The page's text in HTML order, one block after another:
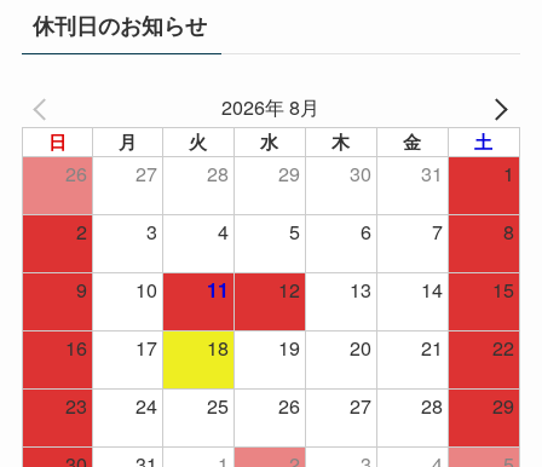
イ
ブ
休刊日のお知らせ
2026年 8月
日 月 火 水 木 金 土
26 27 28 29 30 31
1
2
3 4 5 6 7
8
9
10 11 12 13 14
15
16
17 18 19 20 21
22
23
24 25 26 27 28
29